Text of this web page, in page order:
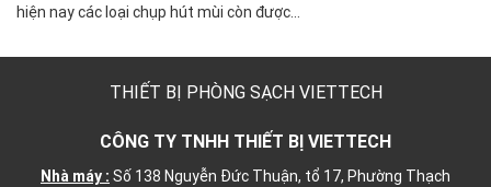
hiện nay các loại chụp hút mùi còn được…
THIẾT BỊ PHÒNG SẠCH VIETTECH
CÔNG TY TNHH THIẾT BỊ VIETTECH
Nhà máy : Số 138 Nguyễn Đức Thuận, tổ 17, Phường Thạch